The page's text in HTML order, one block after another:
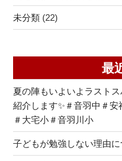
未分類 (22)
最
夏の陣もいよいよラスト
紹介します✨＃音羽中＃
＃大宅小＃音羽川小
子どもが勉強しない理由